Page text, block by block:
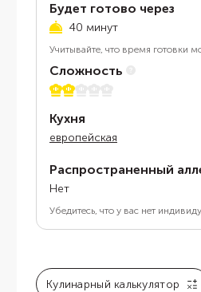
Будет готово через
40 минут
Учитывайте, что время готовки
Сложность
2 из 5
Кухня
европейская
Распространенный
Нет
Убедитесь, что у вас нет
Кулинарный калькулятор